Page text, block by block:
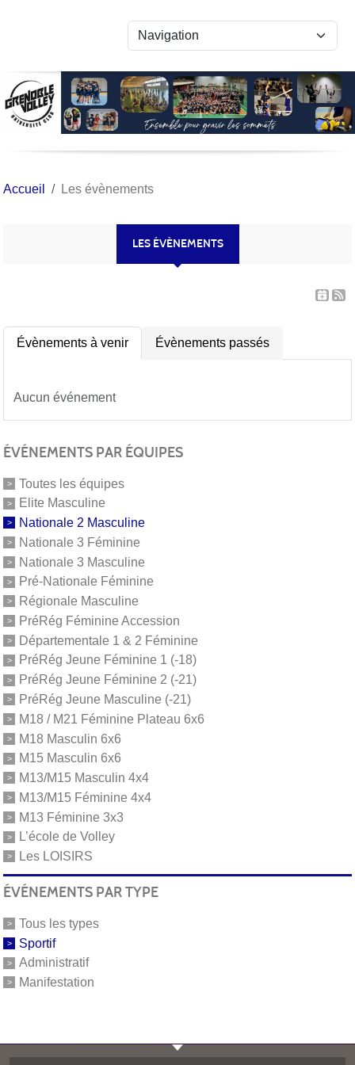
Accueil Les évènements
LES ÉVÈNEMENTS
Évènements à venir Évènements passés
Aucun événement
ÉVÉNEMENTS PAR ÉQUIPES
Toutes les équipes
Elite Masculine
Nationale 2 Masculine
Nationale 3 Féminine
Nationale 3 Masculine
Pré-Nationale Féminine
Régionale Masculine
PréRég Féminine Accession
Départementale 1 & 2 Féminine
PréRég Jeune Féminine 1 (-18)
PréRég Jeune Féminine 2 (-21)
PréRég Jeune Masculine (-21)
M18 / M21 Féminine Plateau 6x6
M18 Masculin 6x6
M15 Masculin 6x6
M13/M15 Masculin 4x4
M13/M15 Féminine 4x4
M13 Féminine 3x3
L’école de Volley
Les LOISIRS
ÉVÉNEMENTS PAR TYPE
Tous les types
Sportif
Administratif
Manifestation